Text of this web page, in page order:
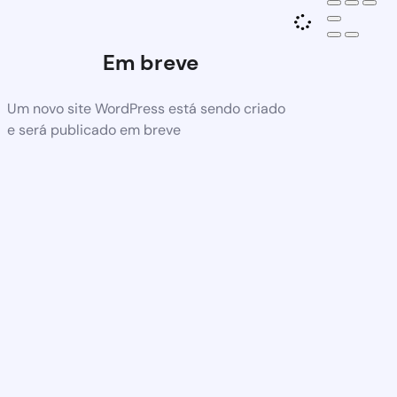
Em breve
Um novo site WordPress está sendo criado
e será publicado em breve